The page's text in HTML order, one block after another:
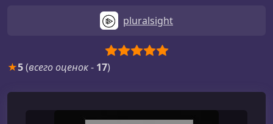
pluralsight
★5(всего оценок- 17)